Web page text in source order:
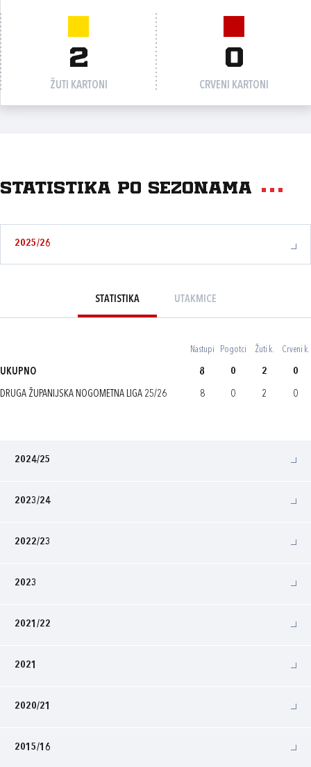
2
ŽUTI KARTONI
0
CRVENI KARTONI
Statistika po sezonama
2025/26
STATISTIKA UTAKMICE
Nastupi Pogotci Žuti k. Crveni k.
UKUPNO 8 0 2 0
DRUGA ŽUPANIJSKA NOGOMETNA LIGA 25/26 8 0 2 0
2024/25
2023/24
2022/23
2023
2021/22
2021
2020/21
2015/16